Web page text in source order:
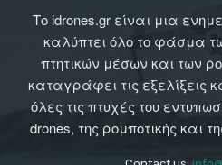
Το idrones.gr είναι μια
καλύπτει όλο το φάσμα
πτητικών μέσων και των
καταγράφει τις εξελίξεις
όλες τις πτυχές του
drones, της ρομποτικής και